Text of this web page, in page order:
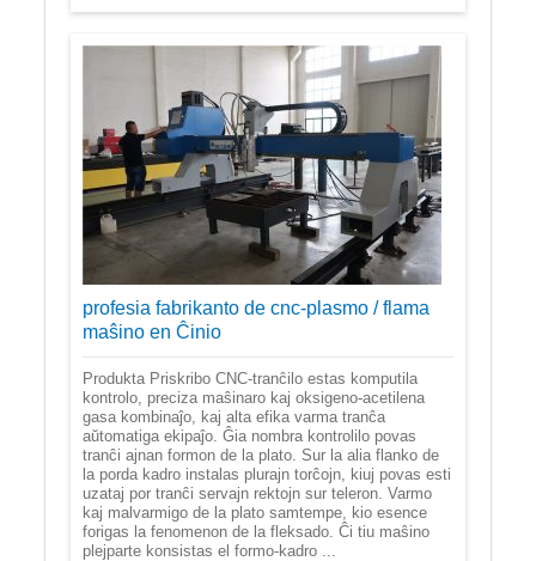
profesia fabrikanto de cnc-plasmo / flama
maŝino en Ĉinio
Produkta Priskribo CNC-tranĉilo estas komputila
kontrolo, preciza maŝinaro kaj oksigeno-acetilena
gasa kombinaĵo, kaj alta efika varma tranĉa
aŭtomatiga ekipaĵo. Ĝia nombra kontrolilo povas
tranĉi ajnan formon de la plato. Sur la alia flanko de
la porda kadro instalas plurajn torĉojn, kiuj povas esti
uzataj por tranĉi servajn rektojn sur teleron. Varmo
kaj malvarmigo de la plato samtempe, kio esence
forigas la fenomenon de la fleksado. Ĉi tiu maŝino
plejparte konsistas el formo-kadro ...